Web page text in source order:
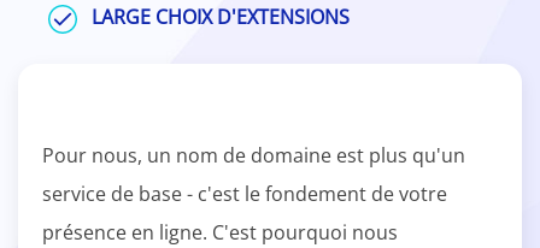
LARGE CHOIX D'EXTENSIONS
Pour nous, un nom de domaine est plus qu'un
service de base - c'est le fondement de votre
présence en ligne. C'est pourquoi nous